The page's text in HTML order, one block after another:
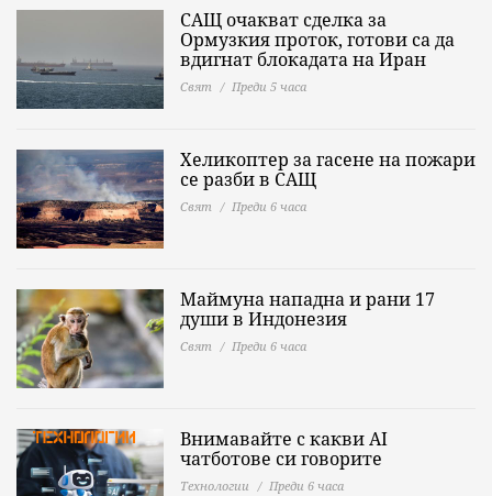
САЩ очакват сделка за
Ормузкия проток, готови са да
вдигнат блокадата на Иран
Свят Преди 5 часа
Хеликоптер за гасене на пожари
се разби в САЩ
Свят Преди 6 часа
Маймуна нападна и рани 17
души в Индонезия
Свят Преди 6 часа
Внимавайте с какви AI
чатботове си говорите
Технологии Преди 6 часа